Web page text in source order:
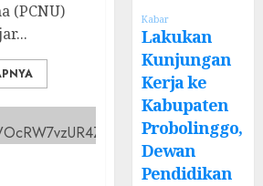
(PCNU)
Kerja ke
Kabar
Lakukan
Kunjungan
Kerja ke
Kabupaten
Probolinggo,
Dewan
Pendidikan